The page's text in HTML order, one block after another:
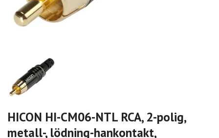
HICON HI-CM06-NTL RCA, 2-polig,
metall-, lödning-hankontakt,